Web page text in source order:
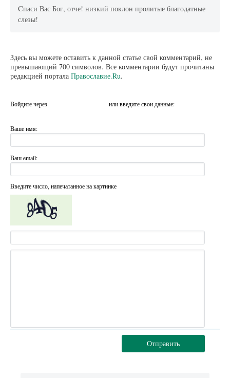
Cпаси Вас Бог, отче! низкий поклон пролитые благодатные
слезы!
Здесь вы можете оставить к данной статье свой комментарий, не
превышающий 700 символов. Все комментарии будут прочитаны
редакцией портала Православие.Ru.
Войдите через или введите свои данные:
Ваше имя:
Ваш email:
Введите число, напечатанное на картинке
Отправить